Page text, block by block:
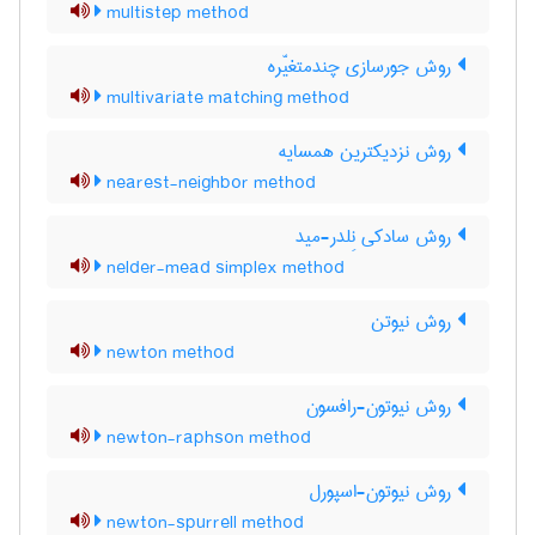
multistep method
روش جورسازی چندمتغیّره
multivariate matching method
روش نزدیکترین همسایه
nearest-neighbor method
روش سادکی نِلدر-مید
nelder-mead simplex method
روش نیوتن
newton method
روش نیوتون-رافسون
newton-raphson method
روش نیوتون-اسپورل
newton-spurrell method